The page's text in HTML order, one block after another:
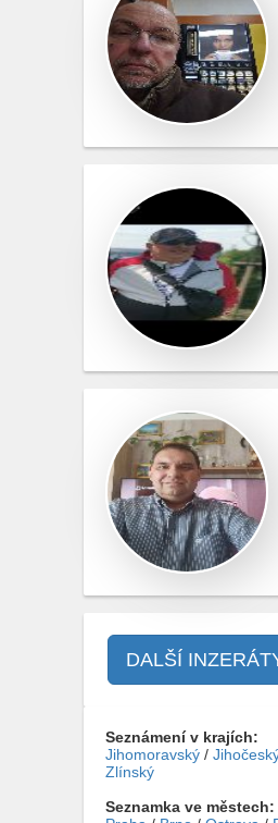
DALŠÍ
Seznámení v krajích:
Jihomoravský /
Zlínský
Seznamka ve městech: